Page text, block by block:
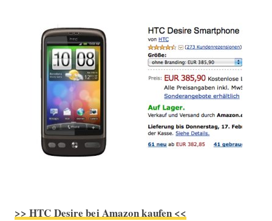
>> HTC Desire bei Amazon kaufen <<